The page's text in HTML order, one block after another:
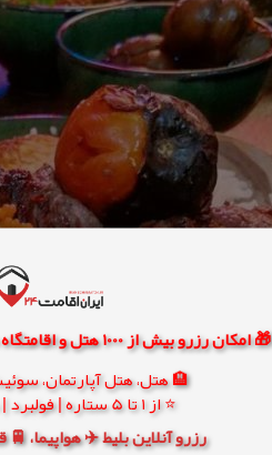
🎁 امکان رزرو بیش از 1000 هتل و اقامتگاه مشهد با 80% تخفیف واقعی
🏨 هتل، هتل آپارتمان،
⭐ از 1 تا 5 ستاره | فولبرد | نزدیک حرم
رزرو آنلاین بلیط ✈️ هواپیما،